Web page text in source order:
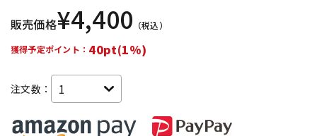
販売価格¥4,400 （税込）
獲得予定ポイント： 40pt(1%)
注文数：